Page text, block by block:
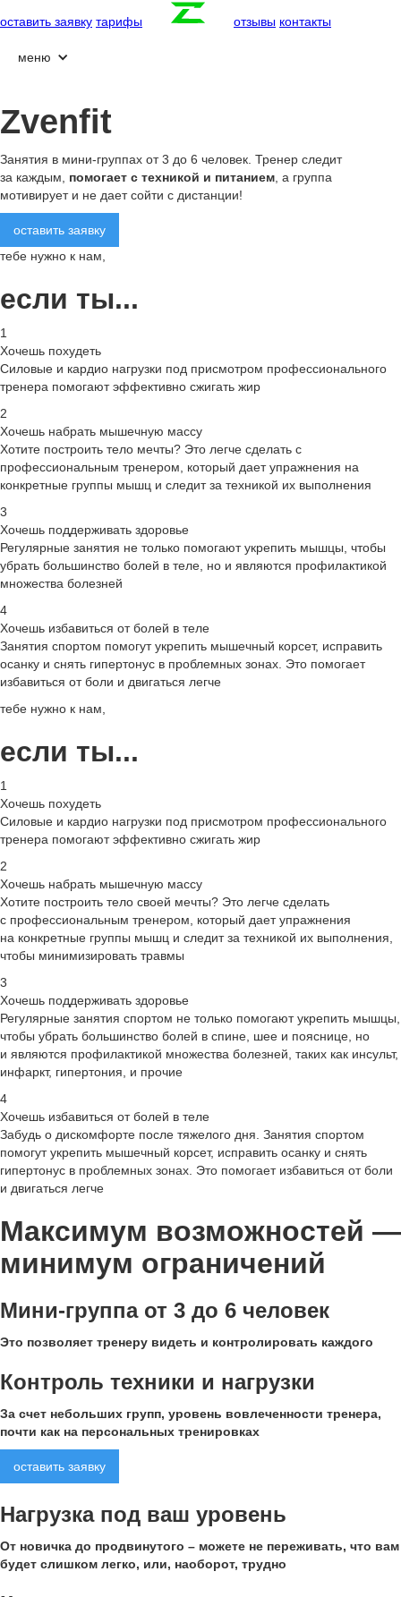
оставить заявку тарифы отзывы контакты
меню
Zvenfit
Занятия в мини-группах от 3 до 6 человек. Тренер следит
за каждым, помогает с техникой и питанием , а группа
мотивирует и не дает сойти с дистанции!
оставить заявку
тебе нужно к нам,
если ты...
1
Хочешь похудеть
Силовые и кардио нагрузки под присмотром профессионального
тренера помогают эффективно сжигать жир
2
Хочешь набрать мышечную массу
Хотите построить тело мечты? Это легче сделать с
профессиональным тренером, который дает упражнения на
конкретные группы мышц и следит за техникой их выполнения
3
Хочешь поддерживать здоровье
Регулярные занятия не только помогают укрепить мышцы, чтобы
убрать большинство болей в теле, но и являются профилактикой
множества болезней
4
Хочешь избавиться от болей в теле
Занятия спортом помогут укрепить мышечный корсет, исправить
осанку и снять гипертонус в проблемных зонах. Это помогает
избавиться от боли и двигаться легче
тебе нужно к нам,
если ты...
1
Хочешь похудеть
Силовые и кардио нагрузки под присмотром профессионального
тренера помогают эффективно сжигать жир
2
Хочешь набрать мышечную массу
Хотите построить тело своей мечты? Это легче сделать
с профессиональным тренером, который дает упражнения
на конкретные группы мышц и следит за техникой их выполнения,
чтобы минимизировать травмы
3
Хочешь поддерживать здоровье
Регулярные занятия спортом не только помогают укрепить мышцы,
чтобы убрать большинство болей в спине, шее и пояснице, но
и являются профилактикой множества болезней, таких как инсульт,
инфаркт, гипертония, и прочие
4
Хочешь избавиться от болей в теле
Забудь о дискомфорте после тяжелого дня. Занятия спортом
помогут укрепить мышечный корсет, исправить осанку и снять
гипертонус в проблемных зонах. Это помогает избавиться от боли
и двигаться легче
Максимум возможностей —
минимум ограничений
Мини-группа от 3 до 6 человек
Это позволяет тренеру видеть и контролировать каждого
Контроль техники и нагрузки
За счет небольших групп, уровень вовлеченности тренера,
почти как на персональных тренировках
оставить заявку
Нагрузка под ваш уровень
От новичка до продвинутого – можете не переживать, что вам
будет слишком легко, или, наоборот, трудно